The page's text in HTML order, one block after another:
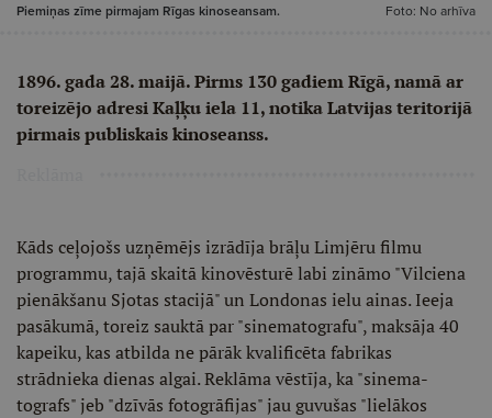
Piemiņas zīme pirmajam Rīgas kinoseansam. Foto: No arhīva
1896. gada 28. maijā. Pirms 130 gadiem Rīgā, namā ar
torei­zējo adresi Kaļķu iela 11, notika Latvi­jas teritorijā
pirmais publiskais kinose­anss.
Kāds ceļojošs uzņēmējs izrādīja brāļu Limjēru filmu
programmu, tajā skaitā kinovēsturē labi zināmo "Vilcie­na
pienākšanu Sjotas stacijā" un Lon­donas ielu ainas. Ieeja
pasākumā, to­reiz sauktā par "sinematografu", mak­sāja 40
kapeiku, kas atbilda ne pārāk kvalificēta fabrikas
strādnieka dienas algai. Reklāma vēstīja, ka "sinema­
tografs" jeb "dzīvās fotogrāfijas" jau guvušas "lielākos